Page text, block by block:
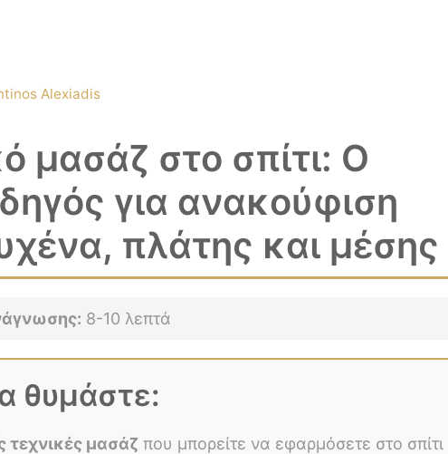
Alexiadis
μασάζ στο σπίτι: Ο
για ανακούφιση
πλάτης και μέσης
8-10 λεπτά
θυμάστε:
τεχνικές μασάζ που μπορείτε να εφαρμόσετε στο σπίτι